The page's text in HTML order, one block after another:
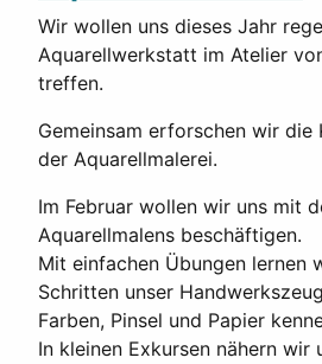
Wir wollen uns dieses Jahr
Aquarellwerkstatt im Atelier
treffen.
Gemeinsam erforschen wir die
der Aquarellmalerei.
Im Februar wollen wir uns mit
Aquarellmalens beschäftigen.
Mit einfachen Übungen lernen
Schritten unser
Farben, Pinsel und Papier
In kleinen Exkursen nähern wir